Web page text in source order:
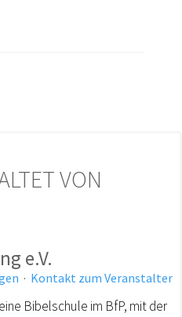
VON
e.V.
· Kontakt zum Veranstalter
Bibelschule im BfP, mit der